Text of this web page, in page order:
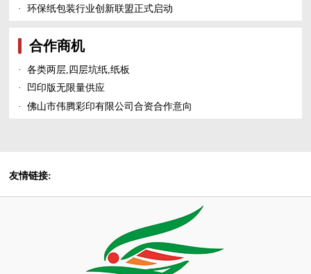
·
环保纸包装行业创新联盟正式启动
合作商机
·
各类两层,四层坑纸,纸板
·
凹印版无限量供应
·
佛山市伟腾彩印有限公司合资合作意向
友情链接: